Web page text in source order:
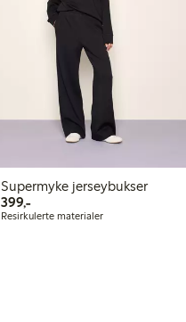
Supermyke jerseybukser
399,-399,00 kr
Resirkulerte materialer